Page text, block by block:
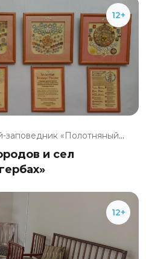
12+
Музей-заповедник «Полотняный З...
и сел
12+